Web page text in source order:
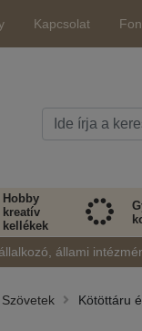
Kapcsolat
Hobby
kreatív
kellékek
állami
Szövetek Kötöttáru